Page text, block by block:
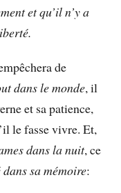
et qu’il n’y a
de
dans le monde, il
et sa patience,
le fasse vivre. Et,
dans la nuit, ce
sa mémoire: